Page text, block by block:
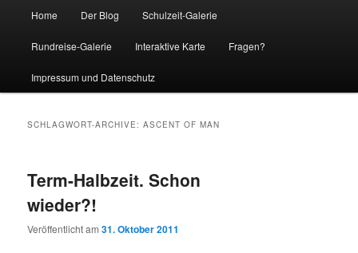
Zum Inhalt wechseln
Zum sekundären Inhalt wechseln
Home Der Blog Schulzeit-Galerie
Rundreise-Galerie Interaktive Karte Fragen?
Impressum und Datenschutz
SCHLAGWORT-ARCHIVE:ASCENT OF MAN
Term-Halbzeit. Schon
wieder?!
Veröffentlicht am31. Oktober 2011